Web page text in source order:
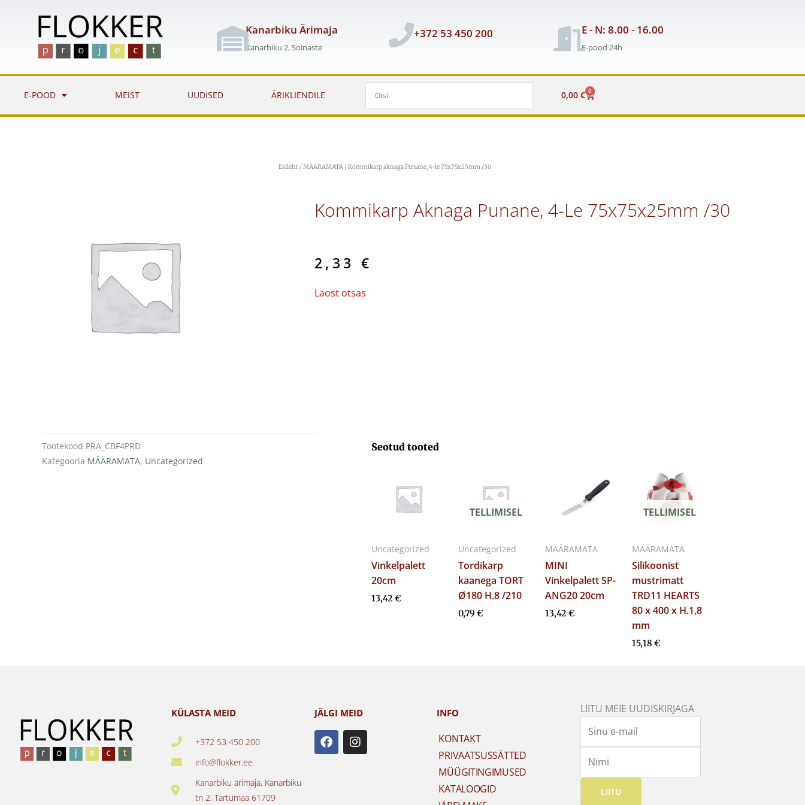
Kanarbiku Ärimaja
Kanarbiku 2, Soinaste
+372 53 450 200 E - N: 8.00 - 16.00
E-pood 24h
E-POOD MEIST UUDISED ÄRIKLIENDILE 0,00 € 0
Cart
Esileht/MÄÄRAMATA/ Kommikarp aknaga Punane, 4-le 75x75x25mm /30
Kommikarp Aknaga Punane, 4-Le 75x75x25mm /30
2,33 €
Laost otsas
Tootekood PRA_CBF4PRD
Kategooria MÄÄRAMATA, Uncategorized
Seotud tooted
Uncategorized
Vinkelpalett
20cm
13,42 €
TELLIMISEL
Uncategorized
Tordikarp
kaanega TORT
Ø180 H.8 /210
0,79 €
MÄÄRAMATA
MINI
Vinkelpalett SP-
ANG20 20cm
13,42 €
TELLIMISEL
MÄÄRAMATA
Silikoonist
mustrimatt
TRD11 HEARTS
80 x 400 x H.1,8
mm
15,18 €
KÜLASTA MEID
+372 53 450 200
info@flokker.ee
Kanarbiku ärimaja, Kanarbiku
tn 2, Tartumaa 61709
JÄLGI MEID
F
a
c
I
n
s
INFO
KONTAKT
PRIVAATSUSSÄTTED
MÜÜGITINGIMUSED
KATALOOGID
LIITU MEIE UUDISKIRJAGA
LIITU